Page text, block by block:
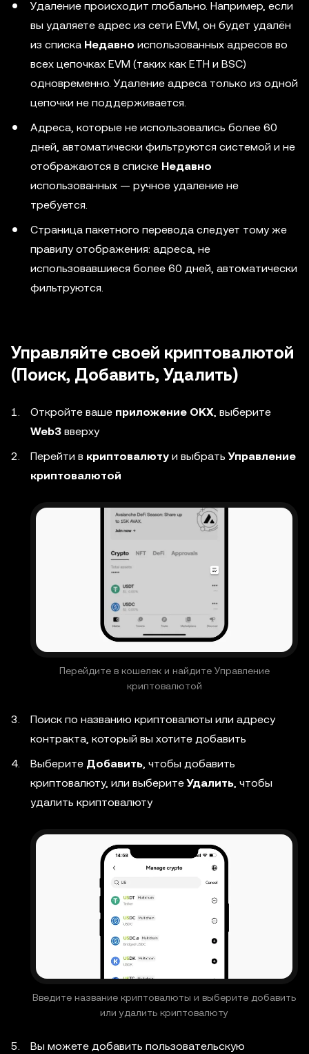
Удаление происходит глобально. Например, если
вы удаляете адрес из сети EVM, он будет удалён
из списка Недавно использованных адресов во
всех цепочках EVM (таких как ETH и BSC)
одновременно. Удаление адреса только из одной
цепочки не поддерживается.
Адреса, которые не использовались более 60
дней, автоматически фильтруются системой и не
отображаются в списке Недавно
использованных — ручное удаление не
требуется.
Страница пакетного перевода следует тому же
правилу отображения: адреса, не
использовавшиеся более 60 дней, автоматически
фильтруются.
Управляйте своей криптовалютой
(Поиск, Добавить, Удалить)
Откройте ваше приложение OKX , выберите
Web3 вверху
Перейти в криптовалюту и выбратьУправление
криптовалютой
Перейдите в кошелек и найдите Управление
криптовалютой
Поиск по названию криптовалюты или адресу
контракта, который вы хотите добавить
Выберите Добавить , чтобы добавить
криптовалюту, или выберитеУдалить , чтобы
удалить криптовалюту
Введите название криптовалюты и выберите добавить
или удалить криптовалюту
Вы можете добавить пользовательскую